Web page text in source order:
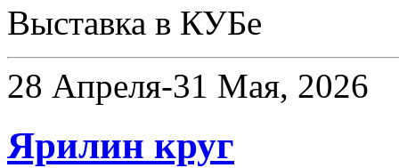
Выставка в КУБе
28 Апреля-31 Мая, 2026
Ярилин круг